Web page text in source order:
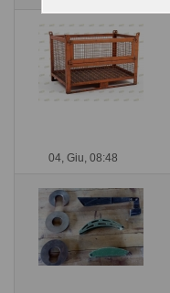
04, Giu, 08:48